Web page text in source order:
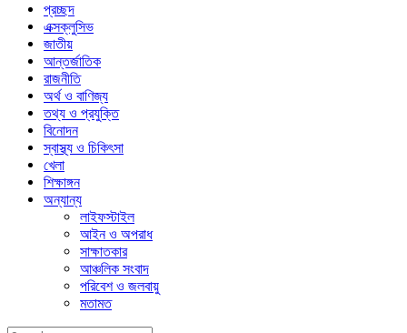
প্রচ্ছদ
এক্সক্লুসিভ
জাতীয়
আন্তর্জাতিক
রাজনীতি
অর্থ ও বাণিজ্য
তথ্য ও প্রযুক্তি
বিনোদন
স্বাস্থ্য ও চিকিৎসা
খেলা
শিক্ষাঙ্গন
অন্যান্য
লাইফস্টাইল
আইন ও অপরাধ
সাক্ষাতকার
আঞ্চলিক সংবাদ
পরিবেশ ও জলবায়ু
মতামত